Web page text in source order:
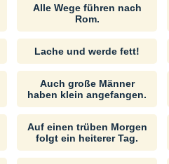
Alle Wege führen nach
Rom.
Lache und werde fett!
Auch große Männer
haben klein angefangen.
Auf einen trüben Morgen
folgt ein heiterer Tag.